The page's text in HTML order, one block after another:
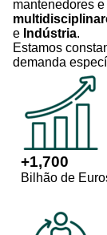
mantenedores
e Indústria.
Estamos
demanda
+1,700
Bilhão de